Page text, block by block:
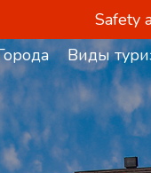
Safety
Виды